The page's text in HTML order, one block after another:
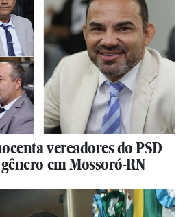
vereadores do PSD
em Mossoró-RN